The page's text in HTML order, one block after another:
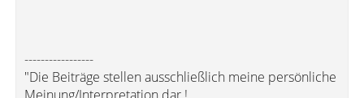
-----------------
"Die Beiträge stellen ausschließlich meine persönliche